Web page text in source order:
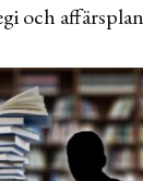
och affärsplan